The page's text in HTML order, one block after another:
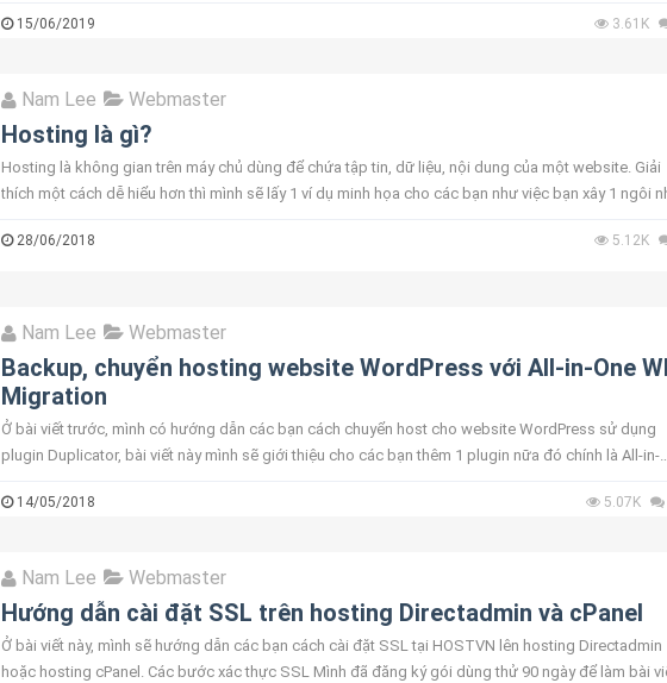
15/06/2019 3.61K
Nam Lee Webmaster
Hosting là gì?
Hosting là không gian trên máy chủ dùng để chứa tập tin, dữ liệu, nội dung của một website. Giải
thích một cách dễ hiểu hơn thì mình sẽ lấy 1 ví dụ minh họa cho các bạn như việc bạn xây 1 ngôi
28/06/2018 5.12K
Nam Lee Webmaster
Backup, chuyển hosting website WordPress với All-in-One
Migration
Ở bài viết trước, mình có hướng dẫn các bạn cách chuyển host cho website WordPress sử dụng
plugin Duplicator, bài viết này mình sẽ giới thiệu cho các bạn thêm 1 plugin nữa đó chính là All-in-
14/05/2018 5.07K
Nam Lee Webmaster
Hướng dẫn cài đặt SSL trên hosting Directadmin và cPanel
Ở bài viết này, mình sẽ hướng dẫn các bạn cách cài đặt SSL tại HOSTVN lên hosting Directadmin
hoặc hosting cPanel. Các bước xác thực SSL Mình đã đăng ký gói dùng thử 90 ngày để làm bài